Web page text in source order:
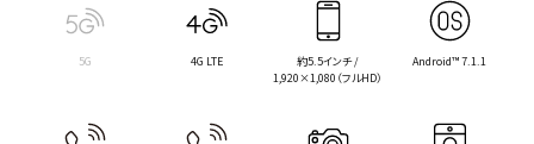
5G 4G LTE
約5.5インチ /
1,920×1,080（フルHD）
Android™ 7.1.1